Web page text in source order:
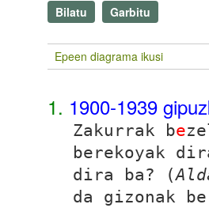
Epeen diagrama ikusi
1. 1900-1939
Zakurrak be
berekoyak
dira ba? (
da gizonak